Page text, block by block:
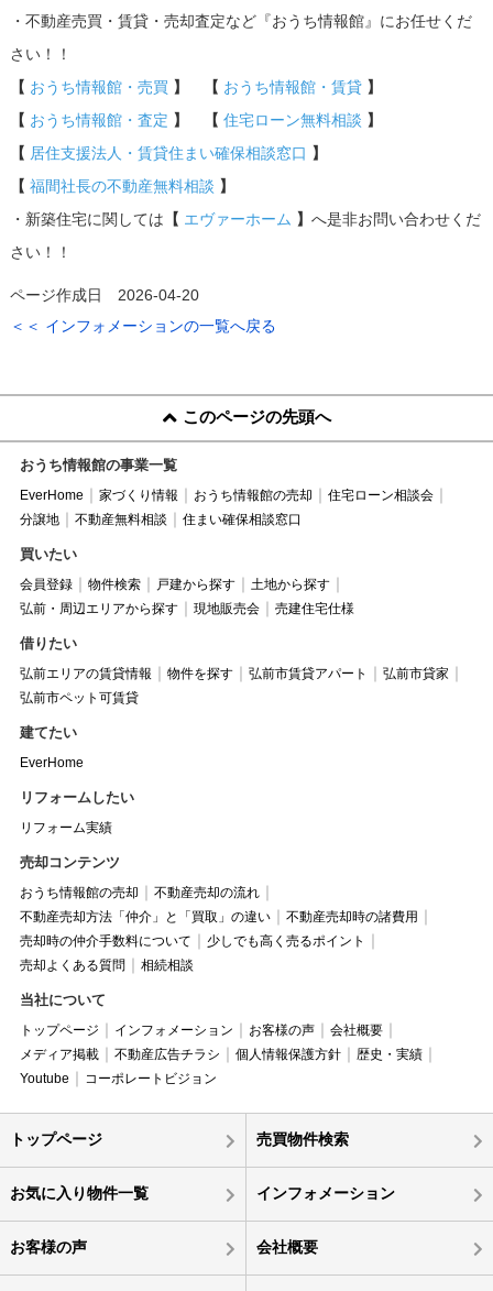
・不動産売買・賃貸・売却査定など『おうち情報館』にお任せくだ
さい！！
【 おうち情報館・売買 】 【 おうち情報館・賃貸】
【 おうち情報館・査定 】 【 住宅ローン無料相談 】
【 居住支援法人・賃貸住まい確保相談窓口 】
【 福間社長の不動産無料相談 】
・新築住宅に関しては 【 エヴァーホーム 】 へ是非お問い合わせくだ
さい！！
ページ作成日 2026-04-20
＜＜ インフォメーションの一覧へ戻る
このページの先頭へ
おうち情報館の事業一覧
EverHome 家づくり情報 おうち情報館の売却
住宅ローン相談会
分譲地
不動産無料相談 住まい確保相談窓口
買いたい
会員登録 物件検索 戸建から探す
土地から探す
弘前・周辺エリアから探す
現地販売会 売建住宅仕様
借りたい
弘前エリアの賃貸情報 物件を探す 弘前市賃貸アパート
弘前市貸家
弘前市ペット可賃貸
建てたい
EverHome
リフォームしたい
リフォーム実績
売却コンテンツ
おうち情報館の売却
不動産売却の流れ
不動産売却方法「仲介」と「買取」の違い
不動産売却時の諸費用
売却時の仲介手数料について
少しでも高く売るポイント
売却よくある質問
相続相談
当社について
トップページ インフォメーション お客様の声
会社概要
メディア掲載
不動産広告チラシ 個人情報保護方針
歴史・実績
Youtube
コーポレートビジョン
トップページ 売買物件検索
お気に入り物件一覧 インフォメーション
お客様の声 会社概要